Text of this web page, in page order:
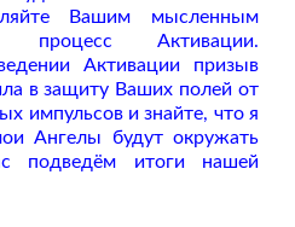
Вашим мысленным
процесс Активации.
Активации призыв
в защиту Ваших полей от
импульсов и знайте, что я
Ангелы будут окружать
подведём итоги нашей